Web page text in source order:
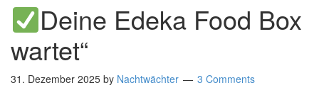
Deine Edeka Food Box
wartet“
31. Dezember 2025 by Nachtwächter 3 Comments